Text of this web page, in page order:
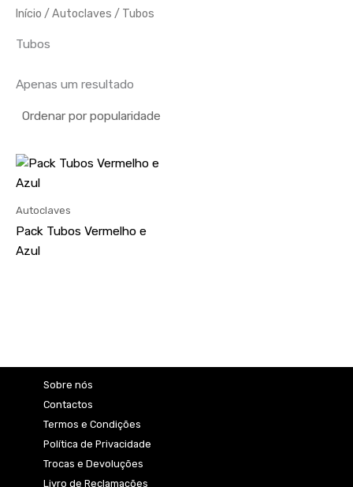
Início / Autoclaves / Tubos
Tubos
Apenas um resultado
Autoclaves
Pack Tubos Vermelho e
Azul
Sobre nós
Contactos
Termos e Condições
Política de Privacidade
Trocas e Devoluções
Livro de Reclamações